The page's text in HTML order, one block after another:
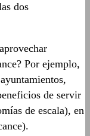
dos
Por ejemplo,
de servir
de escala), en